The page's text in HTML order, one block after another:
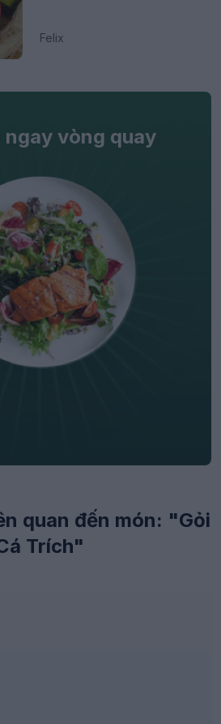
Felix
ngay vòng quay
quan đến món: "Gỏi
Trích"